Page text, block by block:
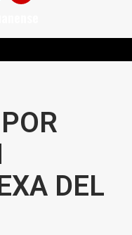
DEL